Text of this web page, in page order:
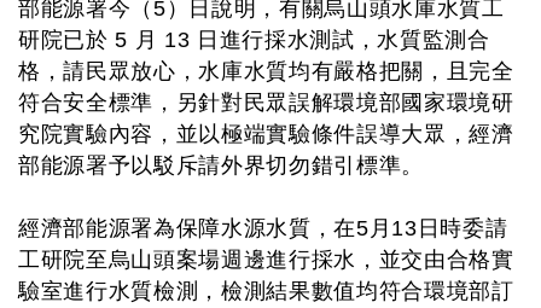
部能源署今（5）日說明，有關烏山頭水庫水質工
研院已於 5 月 13 日進行採水測試，水質監測合
格，請民眾放心，水庫水質均有嚴格把關，且完全
符合安全標準，另針對民眾誤解環境部國家環境研
究院實驗內容，並以極端實驗條件誤導大眾，經濟
部能源署予以駁斥請外界切勿錯引標準。
經濟部能源署為保障水源水質，在5月13日時委請
工研院至烏山頭案場週邊進行採水，並交由合格實
驗室進行水質檢測，檢測結果數值均符合環境部訂